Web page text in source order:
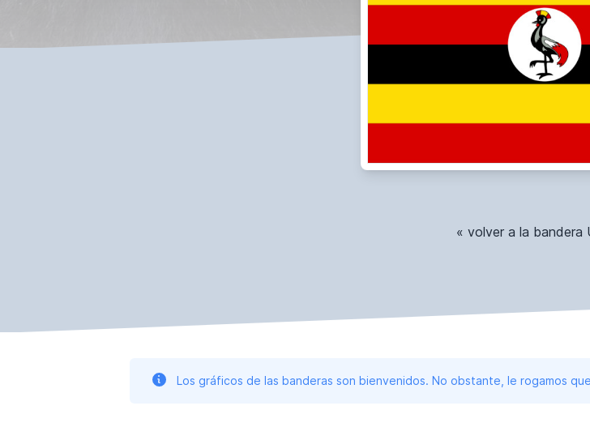
« volver a la bandera
Los gráficos de las banderas son bienvenidos. No obstante, le rogamos